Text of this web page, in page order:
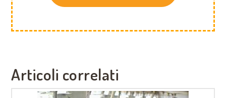
Articoli correlati